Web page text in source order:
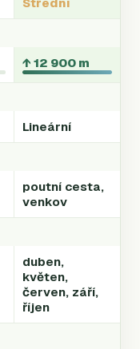
↑ 12 900 m
Lineární
poutní cesta,
venkov
duben,
květen,
červen, září,
říjen